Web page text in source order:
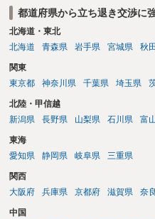
都道府県から立ち退き交渉に
北海道・東北
北海道
青森県 岩手県 宮城県 秋
関東
東京都
神奈川県 千葉県 埼玉県
北陸・甲信越
新潟県
長野県 山梨県 石川県 富
東海
愛知県
静岡県 岐阜県 三重県
関西
大阪府
兵庫県 京都府 滋賀県 奈
中国